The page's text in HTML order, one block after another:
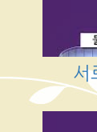
서